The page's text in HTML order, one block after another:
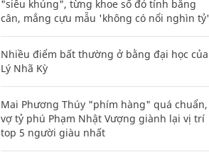
"siêu khủng", từng khoe sổ đỏ tính bằng
cân, mắng cựu mẫu 'không có nổi nghìn tỷ'
Nhiều điểm bất thường ở bằng đại học của
Lý Nhã Kỳ
Mai Phương Thúy "phím hàng" quá chuẩn,
vợ tỷ phú Phạm Nhật Vượng giành lại vị trí
top 5 người giàu nhất